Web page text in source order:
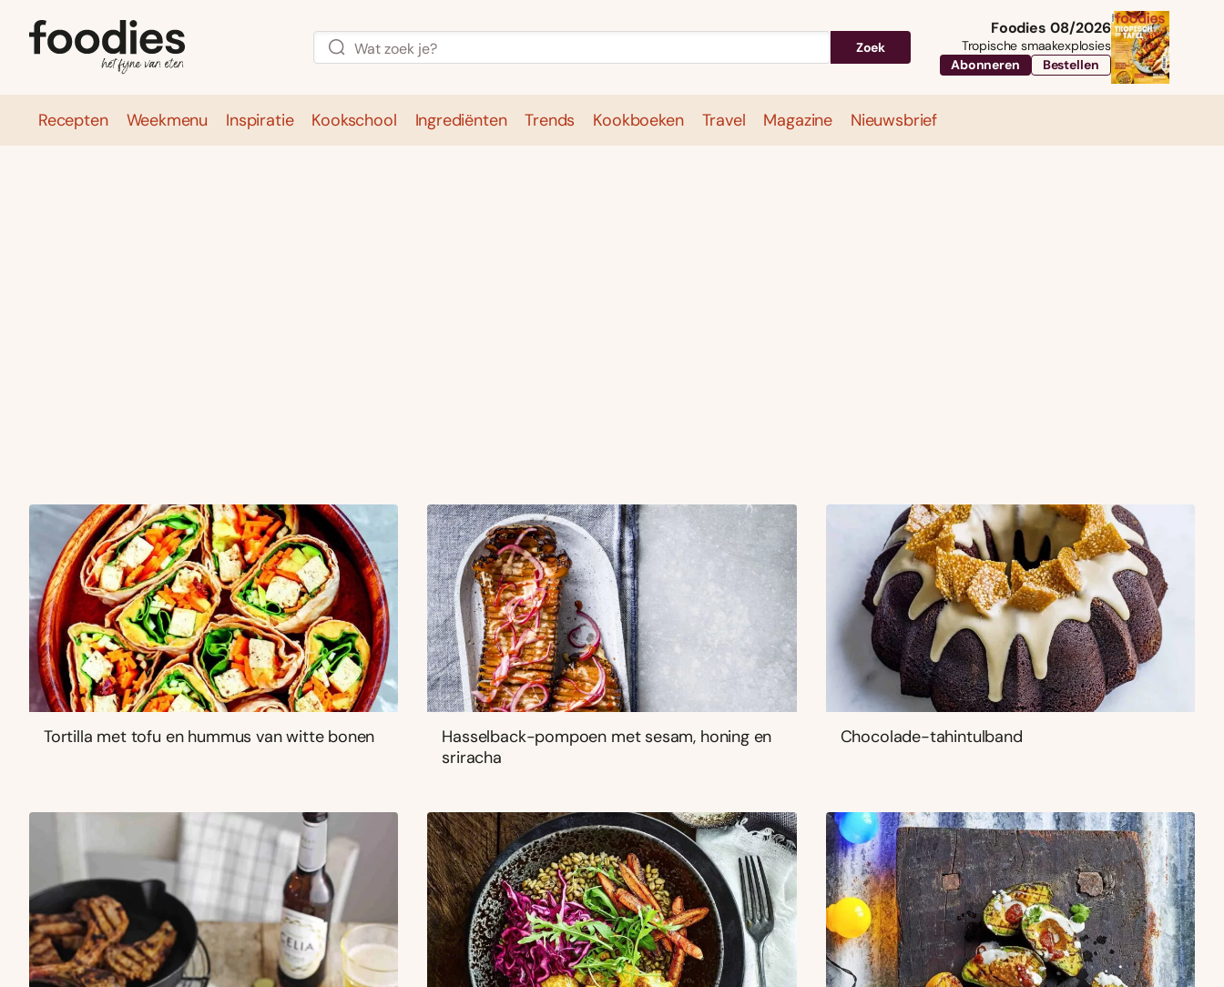
Zoek
Foodies 08/2026
Tropische smaakexplosies
Abonneren
Bestellen
Recepten Weekmenu Inspiratie Kookschool Ingrediënten Trends Kookboeken Travel Magazine Nieuwsbrief
Tortilla met tofu en hummus van witte bonen
Hasselback-pompoen met sesam, honing en
sriracha
Chocolade-tahintulband